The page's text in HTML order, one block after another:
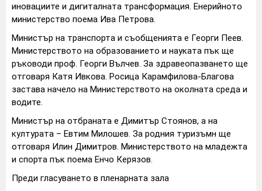
иновациите и дигиталната трансформация. Енерийното
министерство поема Ива Петрова.
Министър на транспорта и съобщенията е Георги Пеев.
Министерството на образованието и науката пък ще
ръководи проф. Георги Вълчев. За здравеопазването ще
отговаря Катя Ивкова. Росица Карамфилова-Благова
застава начело на Министерството на околната среда и
водите.
Министър на отбраната е Димитър Стоянов, а на
културата – Евтим Милошев. За родния туризъмн ще
отговаря Илин Димитров. Министерството на младежта
и спорта пък поема Енчо Керязов.
Преди гласуването в пленарната зала